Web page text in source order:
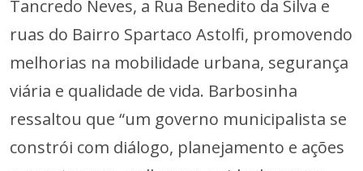
Tancredo Neves, a Rua Benedito da Silva e
ruas do Bairro Spartaco Astolfi, promovendo
melhorias na mobilidade urbana, segurança
viária e qualidade de vida. Barbosinha
ressaltou que “um governo municipalista se
constrói com diálogo, planejamento e ações